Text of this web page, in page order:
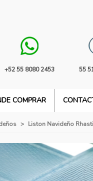
+52 55 8080 2453 55
COMPRAR
> Liston Navideño